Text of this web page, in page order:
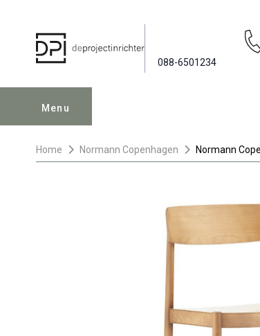
088-6501234
Menu
Home Normann Copenhagen Normann